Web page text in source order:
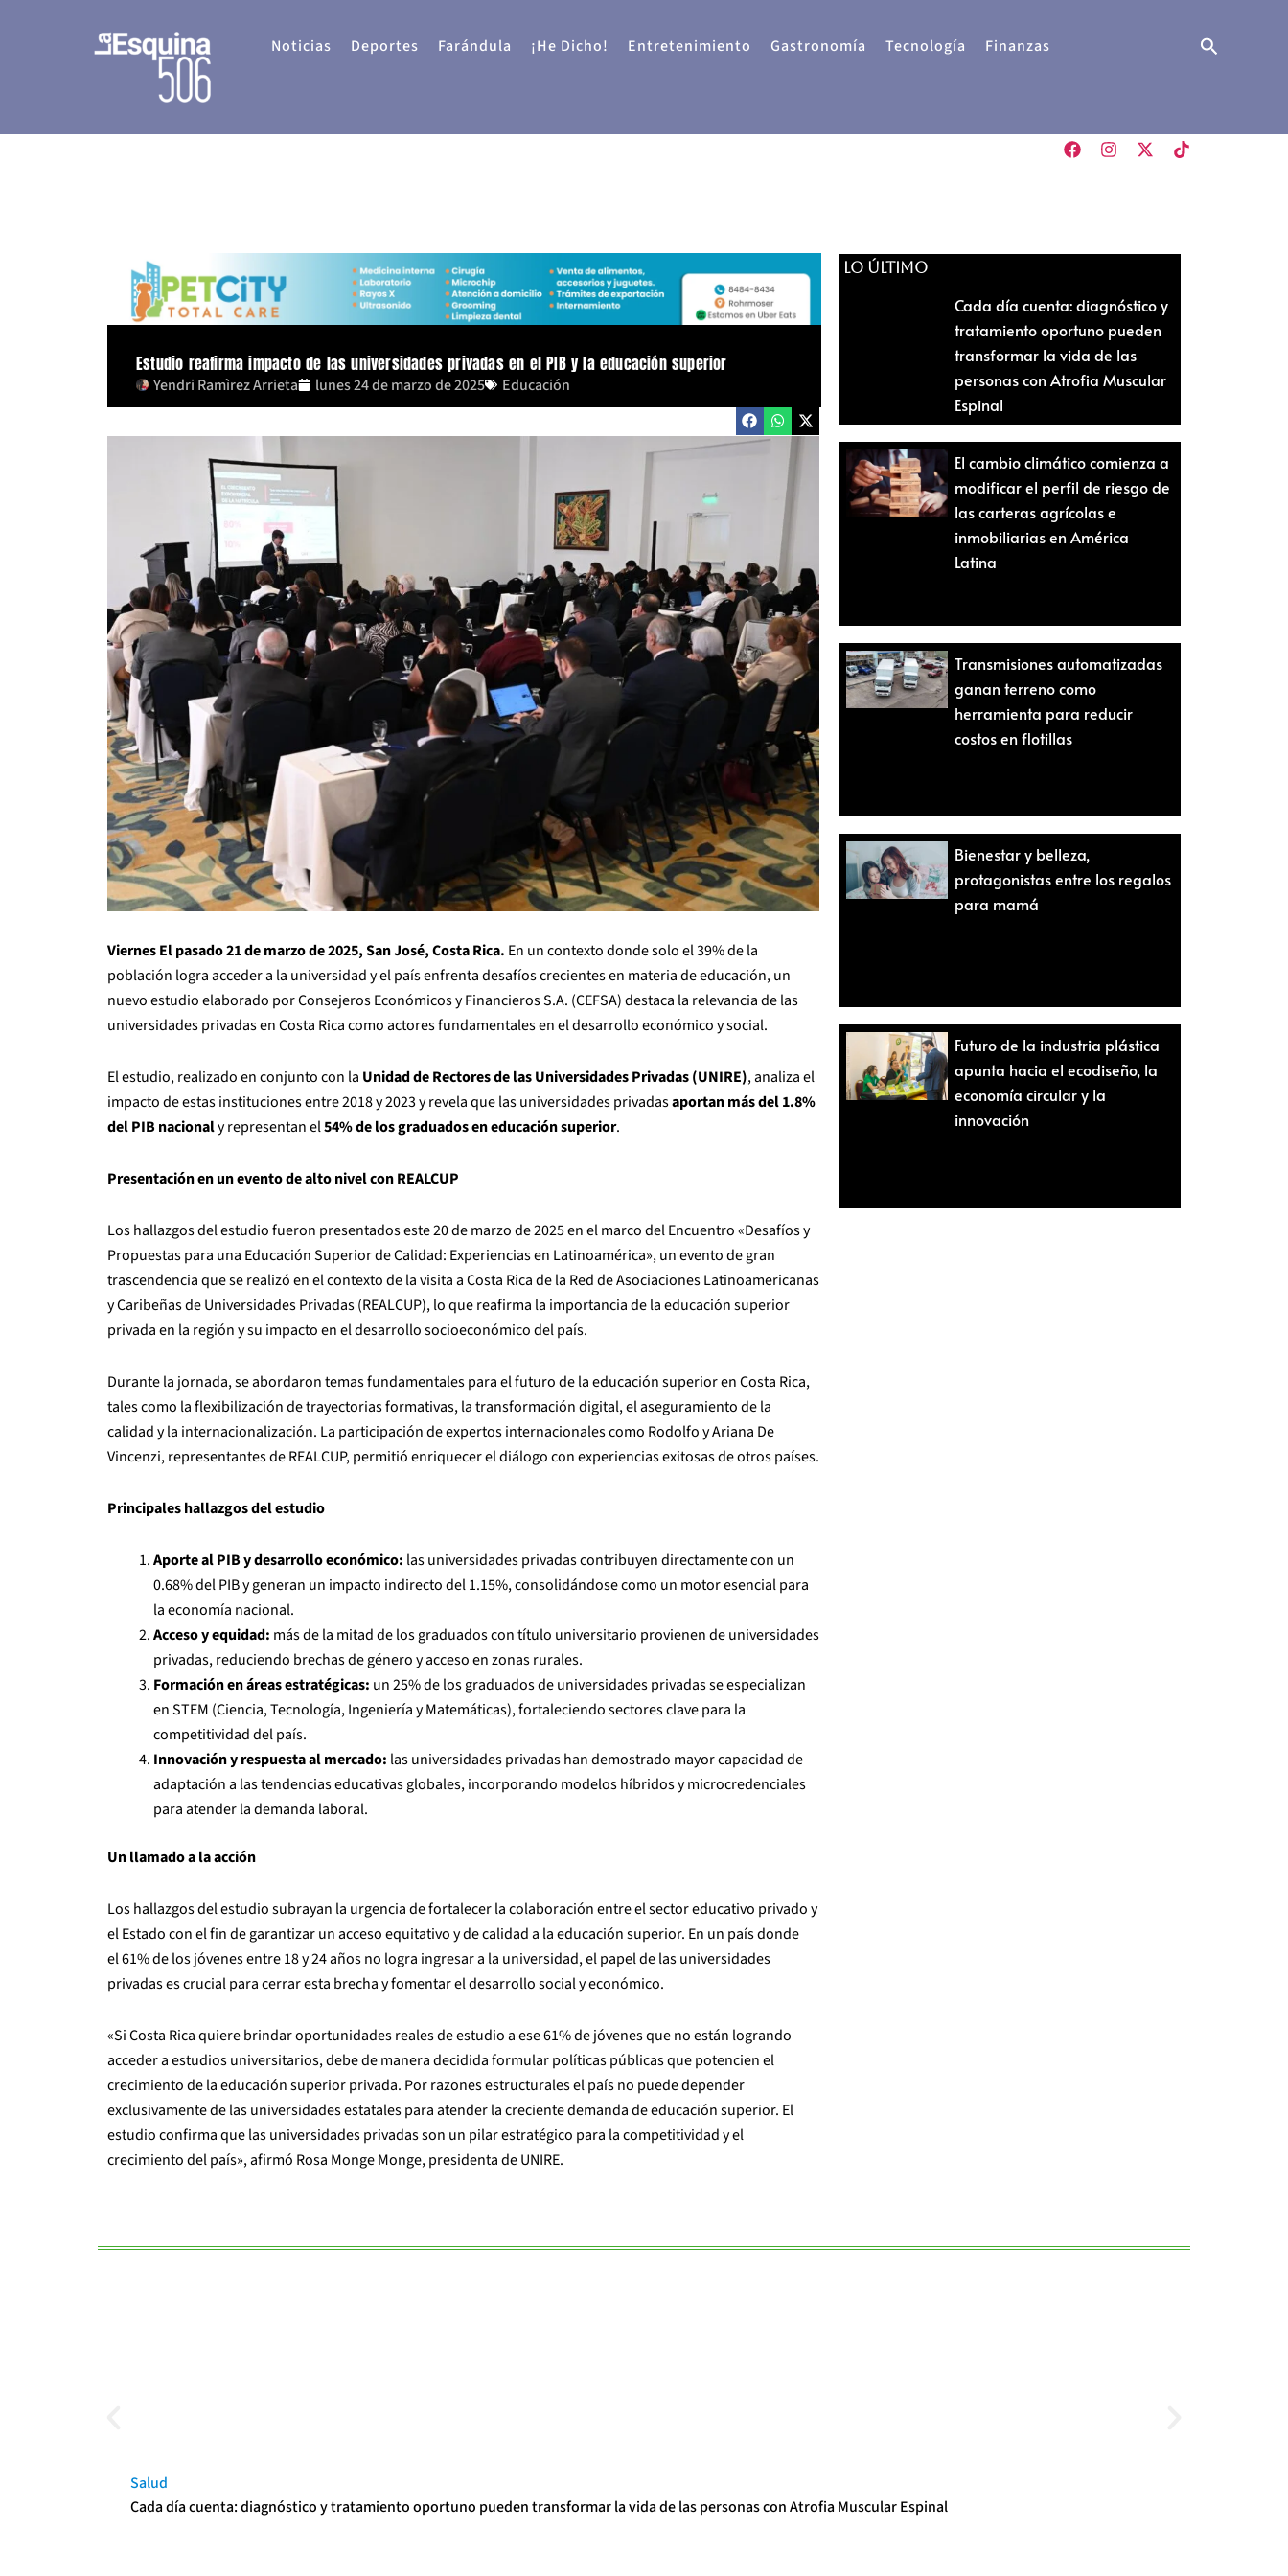
Noticias Deportes Farándula ¡He Dicho! Entretenimiento Gastronomía Tecnología Finanzas Buscar
Estudio reafirma impacto de las universidades privadas en el PIB y la educación superior
Yendri Ramìrez Arrieta lunes 24 de marzo de 2025 Educación
Viernes El pasado 21 de marzo de 2025, San José, Costa Rica. En un contexto donde solo el 39% de la
población logra acceder a la universidad y el país enfrenta desafíos crecientes en materia de educación, un
nuevo estudio elaborado por Consejeros Económicos y Financieros S.A. (CEFSA) destaca la relevancia de las
universidades privadas en Costa Rica como actores fundamentales en el desarrollo económico y social.
El estudio, realizado en conjunto con la Unidad de Rectores de las Universidades Privadas (UNIRE), analiza el
impacto de estas instituciones entre 2018 y 2023 y revela que las universidades privadasaportan más del 1.8%
del PIB nacionaly representan el54% de los graduados en educación superior.
Presentación en un evento de alto nivel con REALCUP
Los hallazgos del estudio fueron presentados este 20 de marzo de 2025 en el marco del Encuentro «Desafíos y
Propuestas para una Educación Superior de Calidad: Experiencias en Latinoamérica», un evento de gran
trascendencia que se realizó en el contexto de la visita a Costa Rica de la Red de Asociaciones Latinoamericanas
y Caribeñas de Universidades Privadas (REALCUP), lo que reafirma la importancia de la educación superior
privada en la región y su impacto en el desarrollo socioeconómico del país.
Durante la jornada, se abordaron temas fundamentales para el futuro de la educación superior en Costa Rica,
tales como la flexibilización de trayectorias formativas, la transformación digital, el aseguramiento de la
calidad y la internacionalización. La participación de expertos internacionales como Rodolfo y Ariana De
Vincenzi, representantes de REALCUP, permitió enriquecer el diálogo con experiencias exitosas de otros países.
Principales hallazgos del estudio
Aporte al PIB y desarrollo económico: las universidades privadas contribuyen directamente con un
0.68% del PIB y generan un impacto indirecto del 1.15%, consolidándose como un motor esencial para
la economía nacional.
Acceso y equidad: más de la mitad de los graduados con título universitario provienen de universidades
privadas, reduciendo brechas de género y acceso en zonas rurales.
Formación en áreas estratégicas: un 25% de los graduados de universidades privadas se especializan
en STEM (Ciencia, Tecnología, Ingeniería y Matemáticas), fortaleciendo sectores clave para la
competitividad del país.
Innovación y respuesta al mercado: las universidades privadas han demostrado mayor capacidad de
adaptación a las tendencias educativas globales, incorporando modelos híbridos y microcredenciales
para atender la demanda laboral.
Un llamado a la acción
Los hallazgos del estudio subrayan la urgencia de fortalecer la colaboración entre el sector educativo privado y
el Estado con el fin de garantizar un acceso equitativo y de calidad a la educación superior. En un país donde
el 61% de los jóvenes entre 18 y 24 años no logra ingresar a la universidad, el papel de las universidades
privadas es crucial para cerrar esta brecha y fomentar el desarrollo social y económico.
«Si Costa Rica quiere brindar oportunidades reales de estudio a ese 61% de jóvenes que no están logrando
acceder a estudios universitarios, debe de manera decidida formular políticas públicas que potencien el
crecimiento de la educación superior privada. Por razones estructurales el país no puede depender
exclusivamente de las universidades estatales para atender la creciente demanda de educación superior. El
estudio confirma que las universidades privadas son un pilar estratégico para la competitividad y el
crecimiento del país», afirmó Rosa Monge Monge, presidenta de UNIRE.
LO ÚLTIMO
Cada día cuenta: diagnóstico y
tratamiento oportuno pueden
transformar la vida de las
personas con Atrofia Muscular
Espinal
El cambio climático comienza a
modificar el perfil de riesgo de
las carteras agrícolas e
inmobiliarias en América
Latina
Transmisiones automatizadas
ganan terreno como
herramienta para reducir
costos en flotillas
Bienestar y belleza,
protagonistas entre los regalos
para mamá
Futuro de la industria plástica
apunta hacia el ecodiseño, la
economía circular y la
innovación
Salud
Cada día cuenta: diagnóstico y tratamiento oportuno pueden transformar la vida de las personas con Atrofia Muscular Espinal